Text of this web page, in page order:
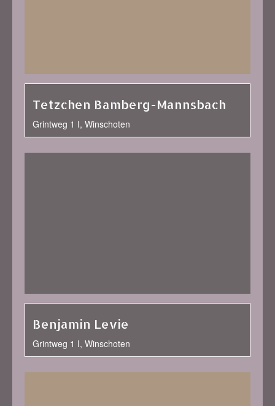
Tetzchen Bamberg-Mannsbach
Grintweg 1 I, Winschoten
Benjamin Levie
Grintweg 1 I, Winschoten